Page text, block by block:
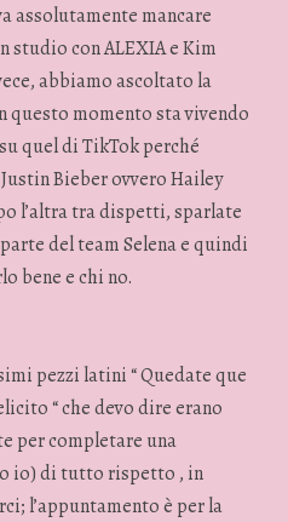
assolutamente mancare
studio con ALEXIA e Kim
abbiamo ascoltato la
questo momento sta vivendo
quel di TikTok perché
Bieber ovvero Hailey
l’altra tra dispetti, sparlate
del team Selena e quindi
bene e chi no.
pezzi latini “ Quedate que
“ che devo dire erano
per completare una
io) di tutto rispetto , in
l’appuntamento è per la